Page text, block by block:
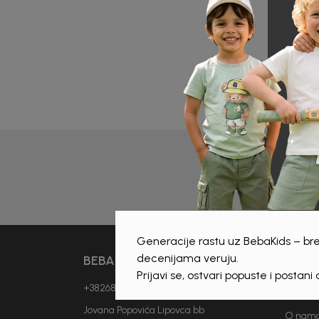
Prijava
BEBAKIDS
+38268893114
Jovana Popovića Lipovca bb
O
Generacije rastu uz BebaKids –
decenijama veruju.
Prijavi se, ostvari popuste i postani